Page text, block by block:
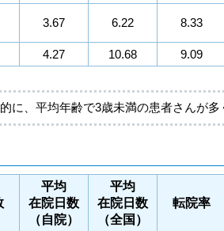
3.67 6.22 8.33
4.27 10.68 9.09
、平均年齢で3歳未満の患者さんが多
平均
在院日数
（自院）
平均
在院日数
（全国）
転院率